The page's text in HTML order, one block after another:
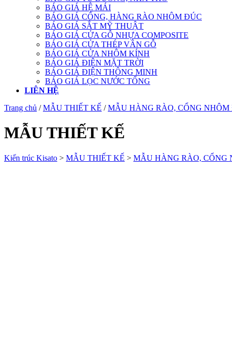
BÁO GIÁ HỆ MÁI
BÁO GIÁ CỔNG, HÀNG RÀO NHÔM ĐÚC
BÁO GIÁ SẮT MỸ THUẬT
BÁO GIÁ CỬA GỖ NHỰA COMPOSITE
BÁO GIÁ CỬA THÉP VÂN GỖ
BÁO GIÁ CỬA NHÔM KÍNH
BÁO GIÁ ĐIỆN MẶT TRỜI
BÁO GIÁ ĐIỆN THÔNG MINH
BÁO GIÁ LỌC NƯỚC TỔNG
LIÊN HỆ
Trang chủ /MẪU THIẾT KẾ /MẪU HÀNG RÀO, CỔNG NHÔM
MẪU THIẾT KẾ
Kiến trúc Kisato > MẪU THIẾT KẾ > MẪU HÀNG RÀO, CỔNG